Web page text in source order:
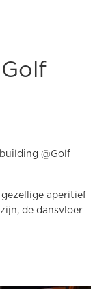
@Golf
aperitief
de dansvloer